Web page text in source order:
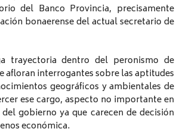
del Banco Provincia, precisamente
bonaerense del actual secretario de
trayectoria dentro del peronismo de
afloran interrogantes sobre las aptitudes
geográficos y ambientales de
ese cargo, aspecto no importante en
gobierno ya que carecen de decisión
económica.